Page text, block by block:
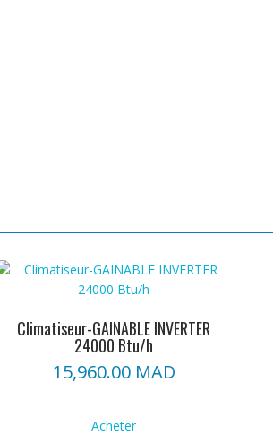
Climatiseur-GAINABLE INVERTER
24000 Btu/h
15,960.00 MAD
Acheter